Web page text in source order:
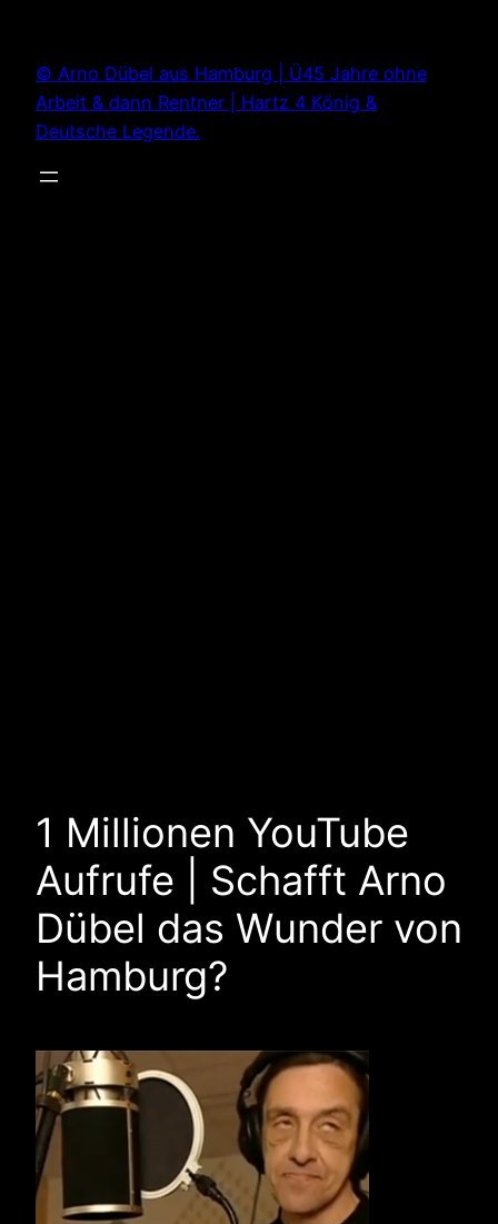
springen
© Arno Dübel aus Hamburg | Ü45 Jahre ohne
Arbeit & dann Rentner | Hartz 4 König &
Deutsche Legende.
1 Millionen YouTube
Aufrufe | Schafft Arno
Dübel das Wunder von
Hamburg?